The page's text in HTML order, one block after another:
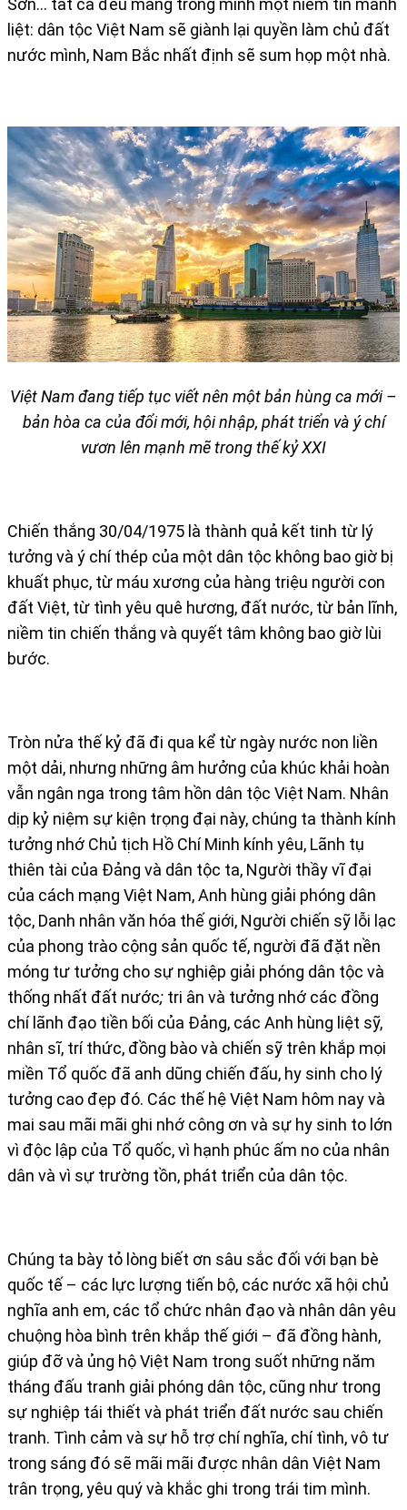
Sơn... tất cả đều mang trong mình một niềm tin mãnh
liệt: dân tộc Việt Nam sẽ giành lại quyền làm chủ đất
nước mình, Nam Bắc nhất định sẽ sum họp một nhà.
Việt Nam đang tiếp tục viết nên một bản hùng ca mới –
bản hòa ca của đổi mới, hội nhập, phát triển và ý chí
vươn lên mạnh mẽ trong thế kỷ XXI
Chiến thắng 30/04/1975 là thành quả kết tinh từ lý
tưởng và ý chí thép của một dân tộc không bao giờ bị
khuất phục, từ máu xương của hàng triệu người con
đất Việt, từ tình yêu quê hương, đất nước, từ bản lĩnh,
niềm tin chiến thắng và quyết tâm không bao giờ lùi
bước.
Tròn nửa thế kỷ đã đi qua kể từ ngày nước non liền
một dải, nhưng những âm hưởng của khúc khải hoàn
vẫn ngân nga trong tâm hồn dân tộc Việt Nam. Nhân
dịp kỷ niệm sự kiện trọng đại này, chúng ta thành kính
tưởng nhớ Chủ tịch Hồ Chí Minh kính yêu, Lãnh tụ
thiên tài của Đảng và dân tộc ta, Người thầy vĩ đại
của cách mạng Việt Nam, Anh hùng giải phóng dân
tộc, Danh nhân văn hóa thế giới, Người chiến sỹ lỗi lạc
của phong trào cộng sản quốc tế, người đã đặt nền
móng tư tưởng cho sự nghiệp giải phóng dân tộc và
thống nhất đất nước; tri ân và tưởng nhớ các đồng
chí lãnh đạo tiền bối của Đảng, các Anh hùng liệt sỹ,
nhân sĩ, trí thức, đồng bào và chiến sỹ trên khắp mọi
miền Tổ quốc đã anh dũng chiến đấu, hy sinh cho lý
tưởng cao đẹp đó. Các thế hệ Việt Nam hôm nay và
mai sau mãi mãi ghi nhớ công ơn và sự hy sinh to lớn
vì độc lập của Tổ quốc, vì hạnh phúc ấm no của nhân
dân và vì sự trường tồn, phát triển của dân tộc.
Chúng ta bày tỏ lòng biết ơn sâu sắc đối với bạn bè
quốc tế – các lực lượng tiến bộ, các nước xã hội chủ
nghĩa anh em, các tổ chức nhân đạo và nhân dân yêu
chuộng hòa bình trên khắp thế giới – đã đồng hành,
giúp đỡ và ủng hộ Việt Nam trong suốt những năm
tháng đấu tranh giải phóng dân tộc, cũng như trong
sự nghiệp tái thiết và phát triển đất nước sau chiến
tranh. Tình cảm và sự hỗ trợ chí nghĩa, chí tình, vô tư
trong sáng đó sẽ mãi mãi được nhân dân Việt Nam
trân trọng, yêu quý và khắc ghi trong trái tim mình.